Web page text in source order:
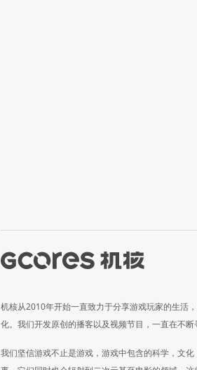
机核从2010年开始一直致力于分享游戏玩家的生活
化。我们开发原创的播客以及视频节目，一直在不断
我们坚信游戏不止是游戏，游戏中包含的科学，文